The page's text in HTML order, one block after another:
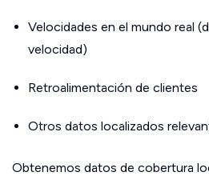
Velocidades en el mundo real
velocidad)
Retroalimentación de clientes
Otros datos localizados
Obtenemos datos de cobertura